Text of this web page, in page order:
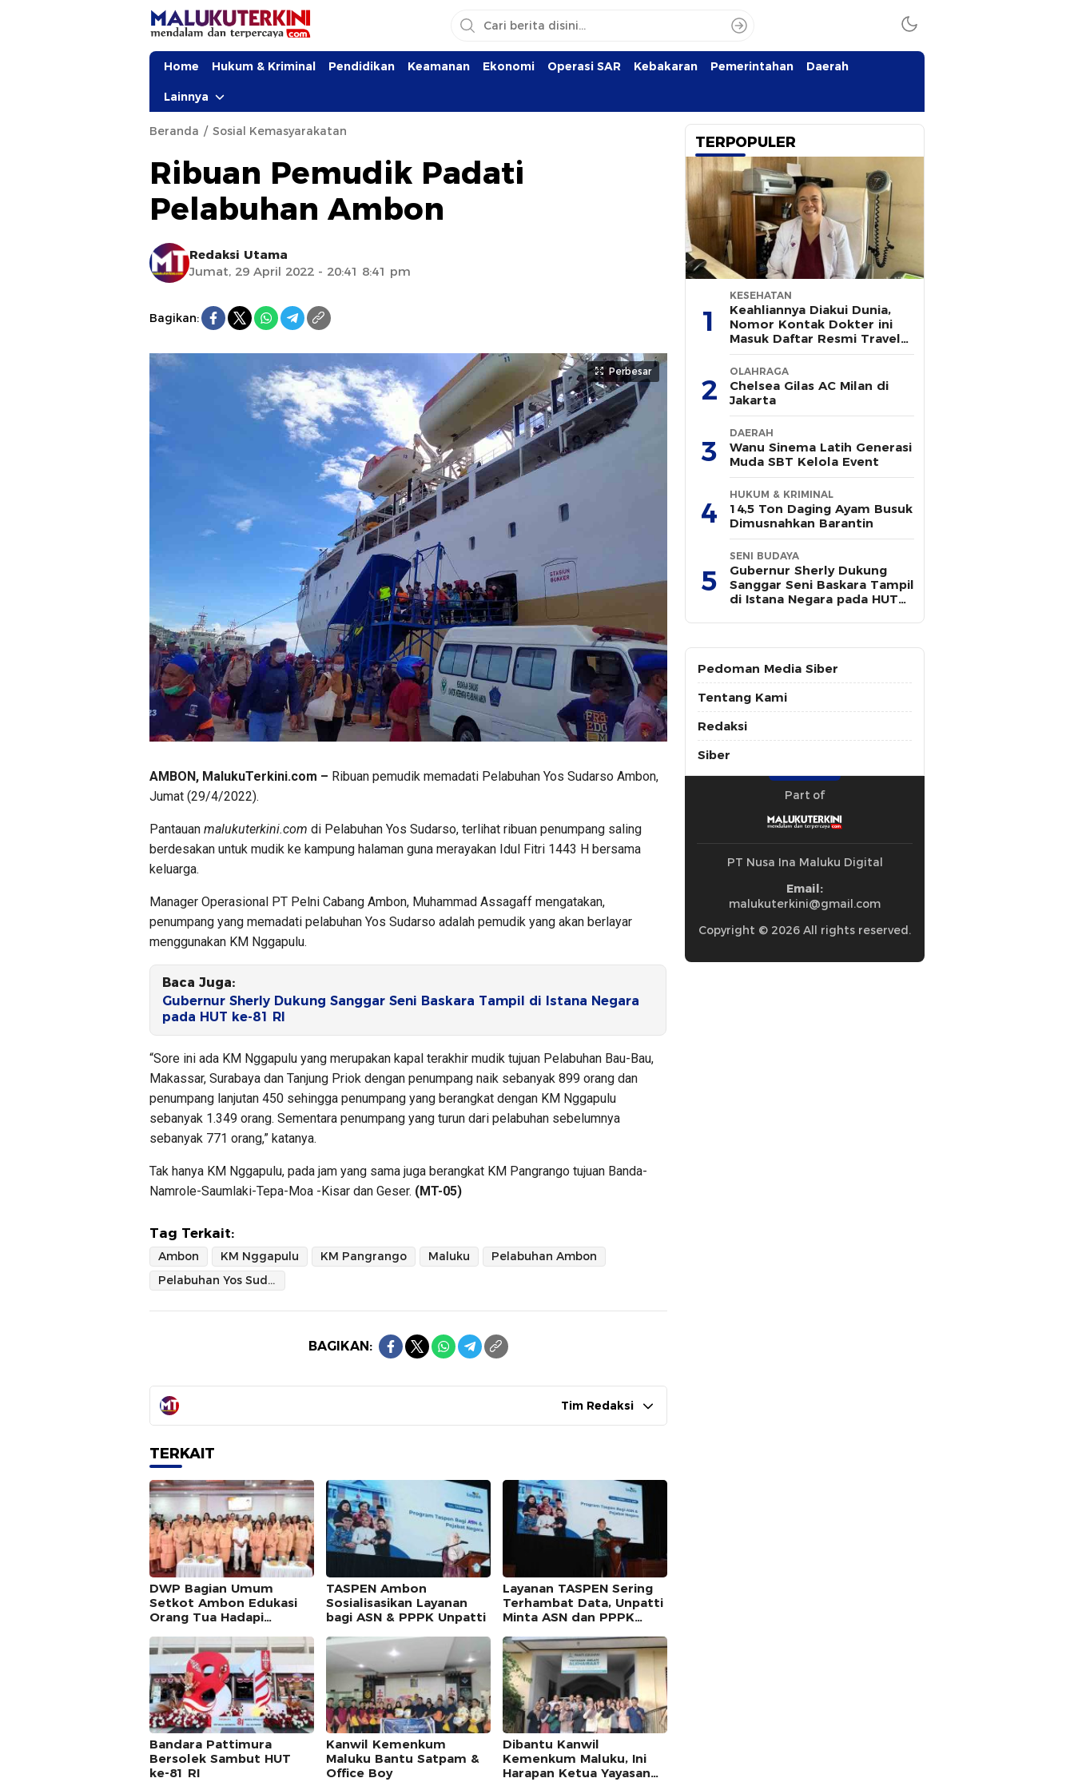
Home Hukum & Kriminal Pendidikan Keamanan Ekonomi Operasi SAR Kebakaran Pemerintahan Daerah
Lainnya
Beranda Sosial Kemasyarakatan
Ribuan Pemudik Padati
Pelabuhan Ambon
Redaksi Utama
Jumat, 29 April 2022 - 20:41 8:41 pm
Bagikan:
Perbesar
AMBON, MalukuTerkini.com – Ribuan pemudik memadati Pelabuhan Yos Sudarso Ambon,
Jumat (29/4/2022).
Pantauan malukuterkini.com di Pelabuhan Yos Sudarso, terlihat ribuan penumpang saling
berdesakan untuk mudik ke kampung halaman guna merayakan Idul Fitri 1443 H bersama
keluarga.
Manager Operasional PT Pelni Cabang Ambon, Muhammad Assagaff mengatakan,
penumpang yang memadati pelabuhan Yos Sudarso adalah pemudik yang akan berlayar
menggunakan KM Nggapulu.
Baca Juga:
Gubernur Sherly Dukung Sanggar Seni Baskara Tampil di Istana Negara
pada HUT ke-81 RI
“Sore ini ada KM Nggapulu yang merupakan kapal terakhir mudik tujuan Pelabuhan Bau-Bau,
Makassar, Surabaya dan Tanjung Priok dengan penumpang naik sebanyak 899 orang dan
penumpang lanjutan 450 sehingga penumpang yang berangkat dengan KM Nggapulu
sebanyak 1.349 orang. Sementara penumpang yang turun dari pelabuhan sebelumnya
sebanyak 771 orang,” katanya.
Tak hanya KM Nggapulu, pada jam yang sama juga berangkat KM Pangrango tujuan Banda-
Namrole-Saumlaki-Tepa-Moa -Kisar dan Geser. (MT-05)
Tag Terkait:
Ambon KM Nggapulu KM Pangrango Maluku
Pelabuhan Ambon
Pelabuhan Yos Sudarso Ambon
BAGIKAN:
Tim Redaksi
TERKAIT
DWP Bagian Umum
Setkot Ambon Edukasi
Orang Tua Hadapi
Modern
TASPEN Ambon
Sosialisasikan Layanan
bagi ASN & PPPK Unpatti
Layanan TASPEN Sering
Terhambat Data, Unpatti
Minta ASN dan PPPK
Bandara Pattimura
Bersolek Sambut HUT
ke-81 RI
Kanwil Kemenkum
Maluku Bantu Satpam &
Office Boy
Dibantu Kanwil
Kemenkum Maluku, Ini
Harapan Ketua Yayasan
TERPOPULER
1
KESEHATAN
Keahliannya Diakui Dunia,
Nomor Kontak Dokter ini
Masuk Daftar Resmi Travel
Agent Eropa
2
OLAHRAGA
Chelsea Gilas AC Milan di
Jakarta
3
DAERAH
Wanu Sinema Latih Generasi
Muda SBT Kelola Event
4
HUKUM & KRIMINAL
14,5 Ton Daging Ayam Busuk
Dimusnahkan Barantin
5
SENI BUDAYA
Gubernur Sherly Dukung
Sanggar Seni Baskara Tampil
di Istana Negara pada HUT
Pedoman Media Siber
Tentang Kami
Redaksi
Siber
Part of
PT Nusa Ina Maluku Digital
Email:
malukuterkini@gmail.com
Copyright © 2026 All rights reserved.